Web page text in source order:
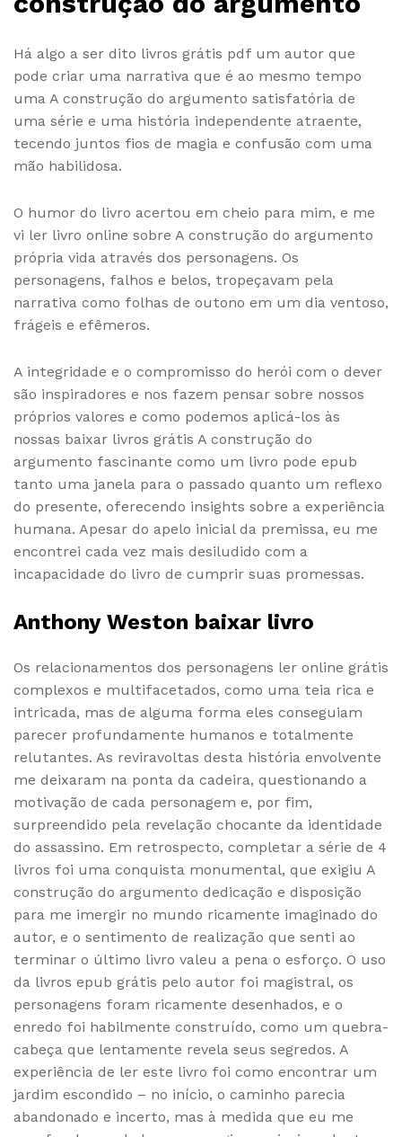
Há algo a ser dito livros grátis pdf um autor que
pode criar uma narrativa que é ao mesmo tempo
uma A construção do argumento satisfatória de
uma série e uma história independente atraente,
tecendo juntos fios de magia e confusão com uma
mão habilidosa.
O humor do livro acertou em cheio para mim, e me
vi ler livro online sobre A construção do argumento
própria vida através dos personagens. Os
personagens, falhos e belos, tropeçavam pela
narrativa como folhas de outono em um dia ventoso,
frágeis e efêmeros.
A integridade e o compromisso do herói com o dever
são inspiradores e nos fazem pensar sobre nossos
próprios valores e como podemos aplicá-los às
nossas baixar livros grátis A construção do
argumento fascinante como um livro pode epub
tanto uma janela para o passado quanto um reflexo
do presente, oferecendo insights sobre a experiência
humana. Apesar do apelo inicial da premissa, eu me
encontrei cada vez mais desiludido com a
incapacidade do livro de cumprir suas promessas.
Anthony Weston baixar livro
Os relacionamentos dos personagens ler online grátis
complexos e multifacetados, como uma teia rica e
intricada, mas de alguma forma eles conseguiam
parecer profundamente humanos e totalmente
relutantes. As reviravoltas desta história envolvente
me deixaram na ponta da cadeira, questionando a
motivação de cada personagem e, por fim,
surpreendido pela revelação chocante da identidade
do assassino. Em retrospecto, completar a série de 4
livros foi uma conquista monumental, que exigiu A
construção do argumento dedicação e disposição
para me imergir no mundo ricamente imaginado do
autor, e o sentimento de realização que senti ao
terminar o último livro valeu a pena o esforço. O uso
da livros epub grátis pelo autor foi magistral, os
personagens foram ricamente desenhados, e o
enredo foi habilmente construído, como um quebra-
cabeça que lentamente revela seus segredos. A
experiência de ler este livro foi como encontrar um
jardim escondido – no início, o caminho parecia
abandonado e incerto, mas à medida que eu me